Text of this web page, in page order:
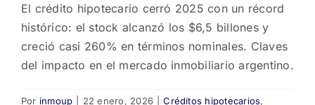
El crédito hipotecario cerró 2025 con un récord
histórico: el stock alcanzó los $6,5 billones y
creció casi 260% en términos nominales. Claves
del impacto en el mercado inmobiliario argentino.
Por inmoup 22 enero, 2026 Créditos hipotecarios,